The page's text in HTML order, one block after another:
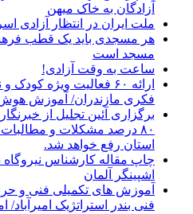
آزادگان به خاک میهن
ملت ایران در انتظار آزادی
هر مسجدی باید یک قطب
مسجد است
ساعت به وقت آزادی!
ارائه ۶۰ فعالیت ویژه
فکری مازندران/ آموزش
برگزاری آئین تجلیل از
۸۰ درصد مشکلات و
استان رفع خواهد شد.
چاپ مقاله کارشناس نيروگاه
اشپینگر آلمان
آموزش های تکمیلی فنی و
فنی بندر استراتژیک